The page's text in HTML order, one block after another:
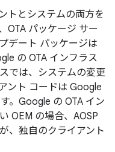
トとシステムの両方を
OTA パッケージ サー
デート パッケージは
の OTA インフラス
では、システムの変更
ント コードは Google
。Google の OTA イン
OEM の場合、AOSP
、独自のクライアント